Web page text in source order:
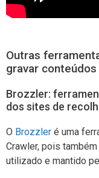
Outras
gravar conteúdos
Brozzler:
dos sites de
O Brozzler é uma
Crawler, pois
utilizado e mantido